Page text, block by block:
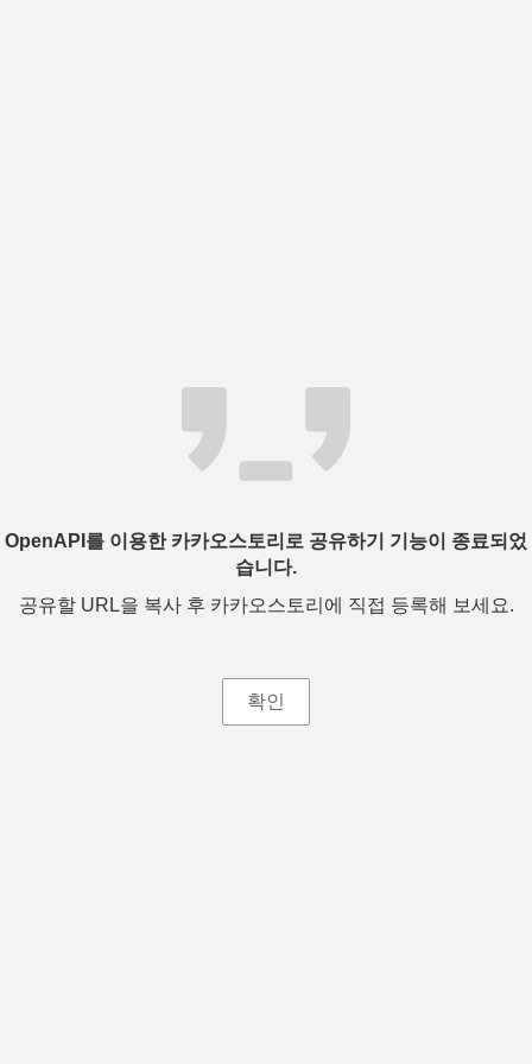
OpenAPI를 이용한 카카오스토리로 공유하기 기능이 종료되었
습니다.
공유할 URL을 복사 후 카카오스토리에 직접 등록해 보세요.
확인